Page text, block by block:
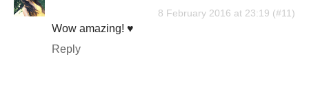
8 February 2016 at 23:19
Wow amazing! ♥
Reply